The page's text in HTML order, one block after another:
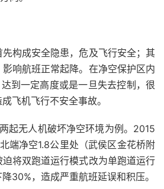
构成安全隐患，危及飞行安全；其
响航班正常起降。在净空保护区内
到一定高度或是一旦失去控制，很
飞机飞行不安全事故。
起无人机破坏净空环境为例。2015
端净空1.8公里处（武侯区金花桥附
将双跑道运行模式改为单跑道运行
30%，造成严重航班延误和积压。